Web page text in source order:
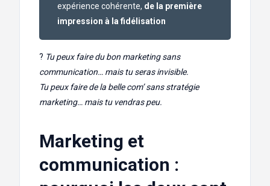
expérience cohérente, de la première
impression à la fidélisation
? Tu peux faire du bon marketing sans
communication… mais tu seras invisible.
Tu peux faire de la belle com’ sans stratégie
marketing… mais tu vendras peu.
Marketing et
communication :